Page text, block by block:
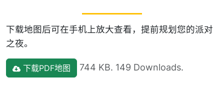
下载地图后可在手机上放大查看，提前规划您的派对
之夜。
下载PDF地图 744 KB. 149 Downloads.